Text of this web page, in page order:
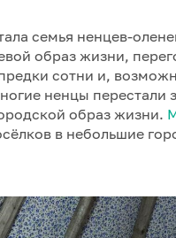
семья ненцев-
образ жизни,
сотни и,
ненцы перестали
образ жизни.
в небольшие